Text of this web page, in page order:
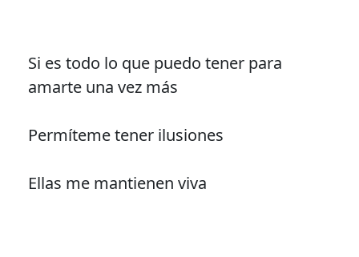
Si es todo lo que puedo tener para
amarte una vez más
Permíteme tener ilusiones
Ellas me mantienen viva